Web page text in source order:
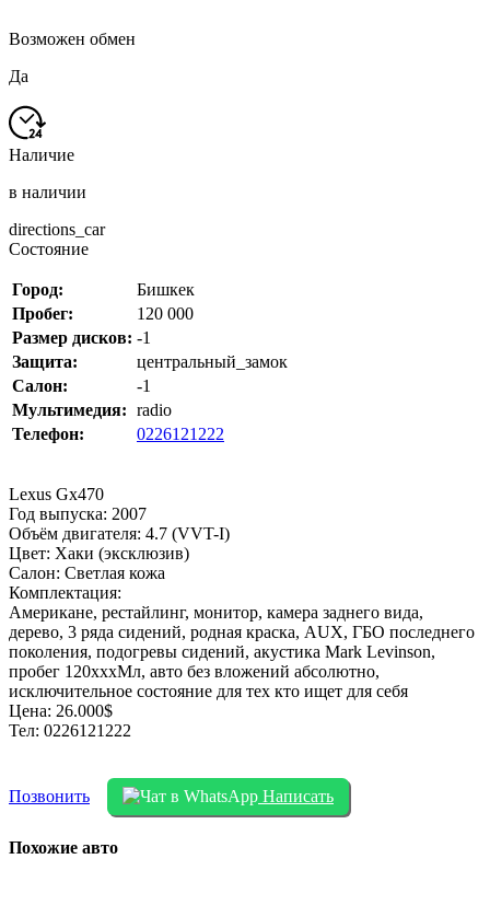
Возможен обмен
Да
Наличие
в наличии
directions_car
Состояние
Город:
Бишкек
Пробег:
120 000
Размер дисков: -1
Защита:
центральный_замок
Салон:
-1
Мультимедия: radio
Телефон:
0226121222
Lexus Gx470
Год выпуска: 2007
Объём двигателя: 4.7 (VVT-I)
Цвет: Хаки (эксклюзив)
Салон: Светлая кожа
Комплектация:
Американе, рестайлинг, монитор, камера заднего вида,
дерево, 3 ряда сидений, родная краска, AUX, ГБО последнего
поколения, подогревы сидений, акустика Mark Levinson,
пробег 120хххМл, авто без вложений абсолютно,
исключительное состояние для тех кто ищет для себя
Цена: 26.000$
Тел: 0226121222
Позвонить Написать
Похожие авто